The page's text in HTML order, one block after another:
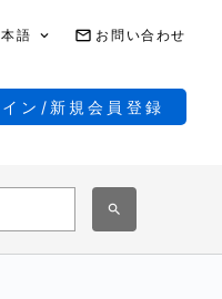
語 お問い合わせ
イン/新規会員登録